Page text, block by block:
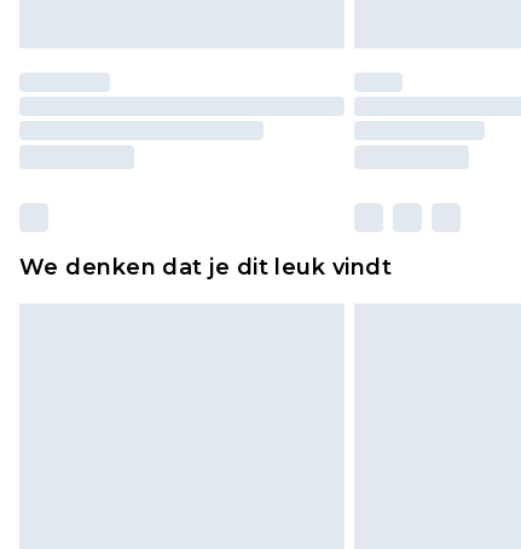
We denken dat je dit leuk vindt